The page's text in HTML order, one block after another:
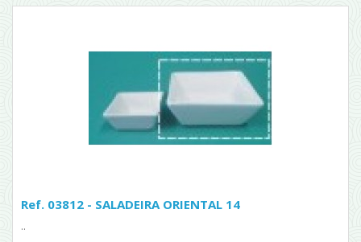
Ref. 03812 - SALADEIRA ORIENTAL 14
..